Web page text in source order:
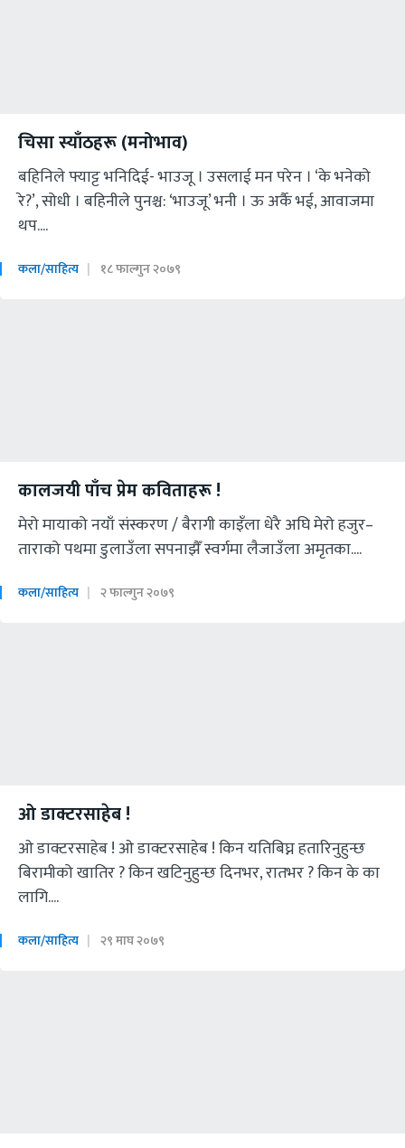
चिसा स्याँठहरू (मनोभाव)
बहिनिले फ्याट्ट भनिदिई- भाउजू । उसलाई मन परेन । ‘के भनेको
रे?’, सोधी । बहिनीले पुनश्च: ‘भाउजू’ भनी । ऊ अर्कै भई, आवाजमा
थप....
कला/साहित्य १८ फाल्गुन २०७९
कालजयी पाँच प्रेम कविताहरू !
मेरो मायाको नयाँ संस्करण / बैरागी काइँला धेरै अघि मेरो हजुर–
ताराको पथमा डुलाउँला सपनाझैँ स्वर्गमा लैजाउँला अमृतका....
कला/साहित्य २ फाल्गुन २०७९
ओ डाक्टरसाहेब !
ओ डाक्टरसाहेब ! ओ डाक्टरसाहेब ! किन यतिबिघ्न हतारिनुहुन्छ
बिरामीको खातिर ? किन खटिनुहुन्छ दिनभर, रातभर ? किन के का
लागि....
कला/साहित्य २९ माघ २०७९